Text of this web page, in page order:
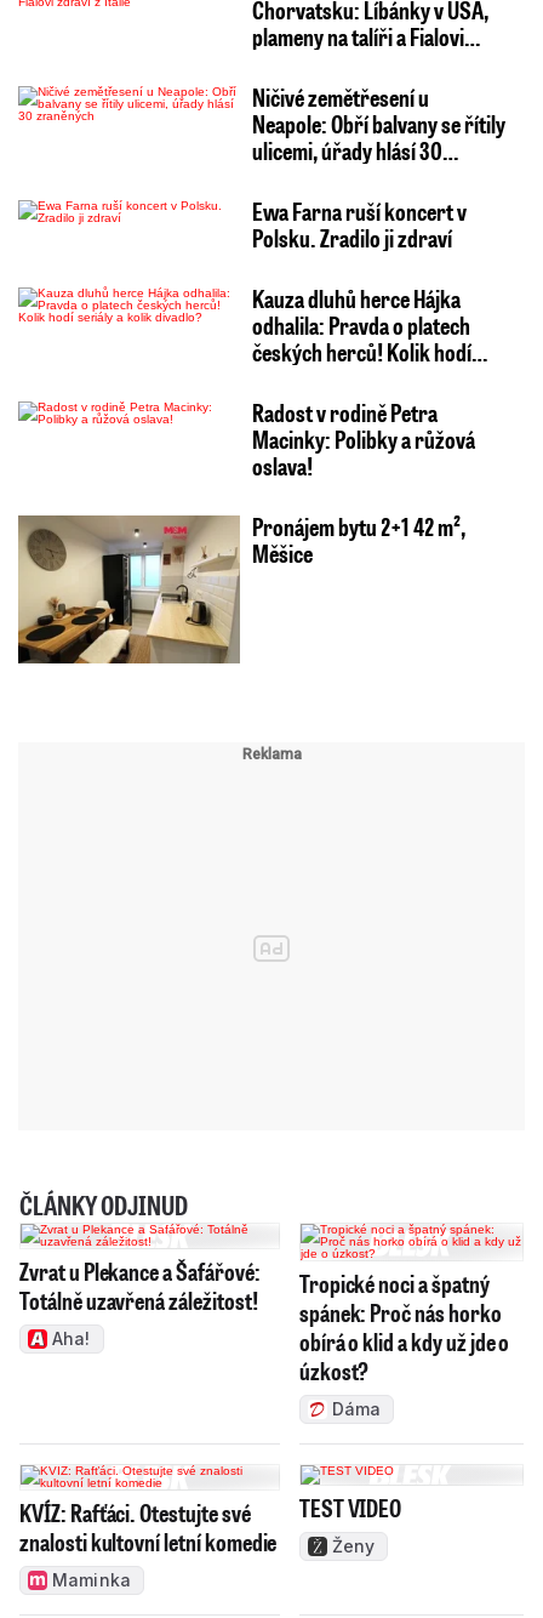
Chorvatsku: Líbánky v USA,
plameny na talíři a Fialovi…
Ničivé zemětřesení u
Neapole: Obří balvany se řítily
ulicemi, úřady hlásí 30…
Ewa Farna ruší koncert v
Polsku. Zradilo ji zdraví
Kauza dluhů herce Hájka
odhalila: Pravda o platech
českých herců! Kolik hodí…
Radost v rodině Petra
Macinky: Polibky a růžová
oslava!
Pronájem bytu 2+1 42 m²,
Měšice
ČLÁNKY ODJINUD
Zvrat u Plekance a Šafářové:
Totálně uzavřená záležitost!
Aha!
Tropické noci a špatný
spánek: Proč nás horko
obírá o klid a kdy už jde o
úzkost?
Dáma
KVÍZ: Rafťáci. Otestujte své
znalosti kultovní letní komedie
Maminka
TEST VIDEO
Ženy